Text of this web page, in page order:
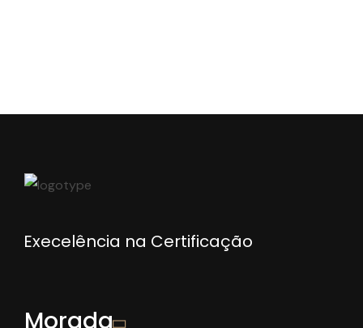
Execelência na Certificação
Morada